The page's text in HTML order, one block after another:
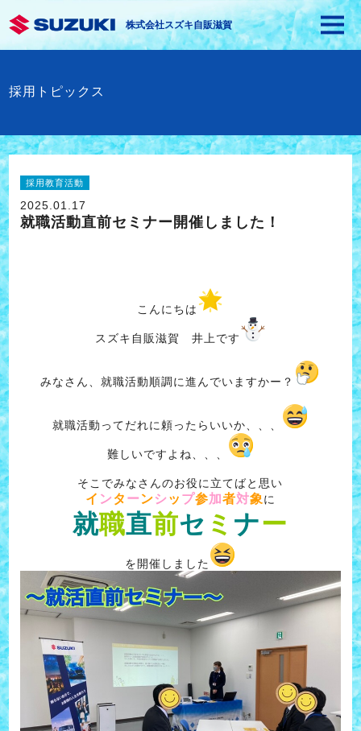
株式会社スズキ自販滋賀
採用トピックス
採用教育活動
2025.01.17
就職活動直前セミナー開催しました！
こんにちは
スズキ自販滋賀 井上です
みなさん、就職活動順調に進んでいますかー？
就職活動ってだれに頼ったらいいか、、、
難しいですよね、、、
そこでみなさんのお役に立てばと思い
イ ンタ ー ンシッ プ参加者対象に
就職直前セ ミ ナー
を開催しました